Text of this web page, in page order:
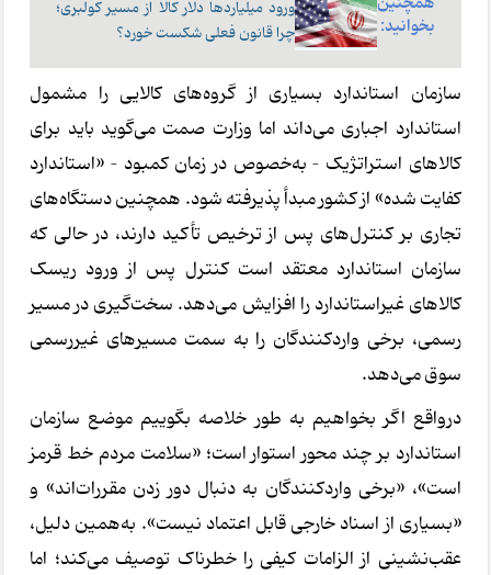
بخوانید:
ورود میلیاردها دلار کالا از مسیر کولبری؛
چرا قانون فعلی شکست خورد؟
سازمان استاندارد بسیاری از گروه‌های کالایی را مشمول
استاندارد اجباری می‌داند اما وزارت صمت می‌گوید باید برای
کالاهای استراتژیک – به‌خصوص در زمان کمبود – «استاندارد
کفایت شده» از کشور مبدأ پذیرفته شود. همچنین دستگاه‌های
تجاری بر کنترل‌های پس از ترخیص تأکید دارند، در حالی که
سازمان استاندارد معتقد است کنترل پس از ورود ریسک
کالاهای غیراستاندارد را افزایش می‌دهد. سخت‌گیری در مسیر
رسمی، برخی واردکنندگان را به سمت مسیرهای غیررسمی
سوق می‌دهد.
درواقع اگر بخواهیم به طور خلاصه بگوییم موضع سازمان
استاندارد بر چند محور استوار است؛ «سلامت مردم خط قرمز
است»، «برخی واردکنندگان به دنبال دور زدن مقررات‌اند» و
«بسیاری از اسناد خارجی قابل اعتماد نیست». به‌همین دلیل،
عقب‌نشینی از الزامات کیفی را خطرناک توصیف می‌کند؛ اما